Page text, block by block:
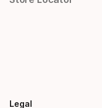
Legal